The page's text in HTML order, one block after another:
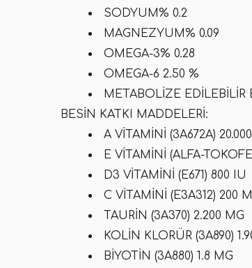
SODYUM% 0.2
MAGNEZYUM% 0.09
OMEGA-3% 0.28
OMEGA-6 2.50 %
METABOLIZE EDILEBILIR
BESIN KATKI MADDELERI:
A VITAMINI (3A672A)
E VITAMINI (ALFA-
D3 VITAMINI (E671) 800 IU
C VITAMINI (E3A312) 200
TAURIN (3A370) 2.200 MG
KOLIN KLORÜR (3A890)
BIYOTIN (3A880) 1.8 MG